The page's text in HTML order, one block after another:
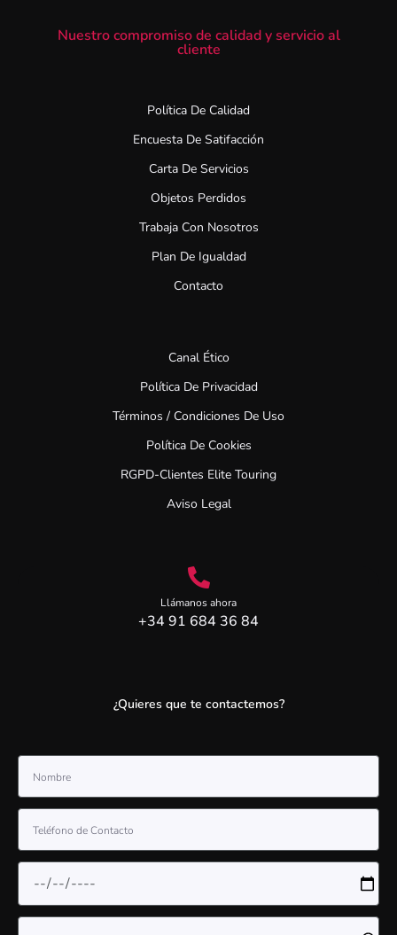
Nuestro compromiso de calidad y servicio al
cliente
Política De Calidad
Encuesta De Satifacción
Carta De Servicios
Objetos Perdidos
Trabaja Con Nosotros
Plan De Igualdad
Contacto
Canal Ético
Política De Privacidad
Términos / Condiciones De Uso
Política De Cookies
RGPD-Clientes Elite Touring
Aviso Legal
Llámanos ahora
+34 91 684 36 84
¿Quieres que te contactemos?